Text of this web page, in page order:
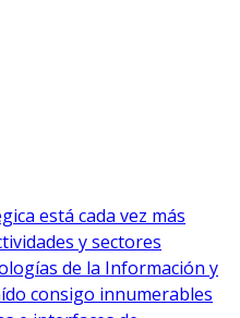
está cada vez más
y sectores
de la Información y
consigo innumerables